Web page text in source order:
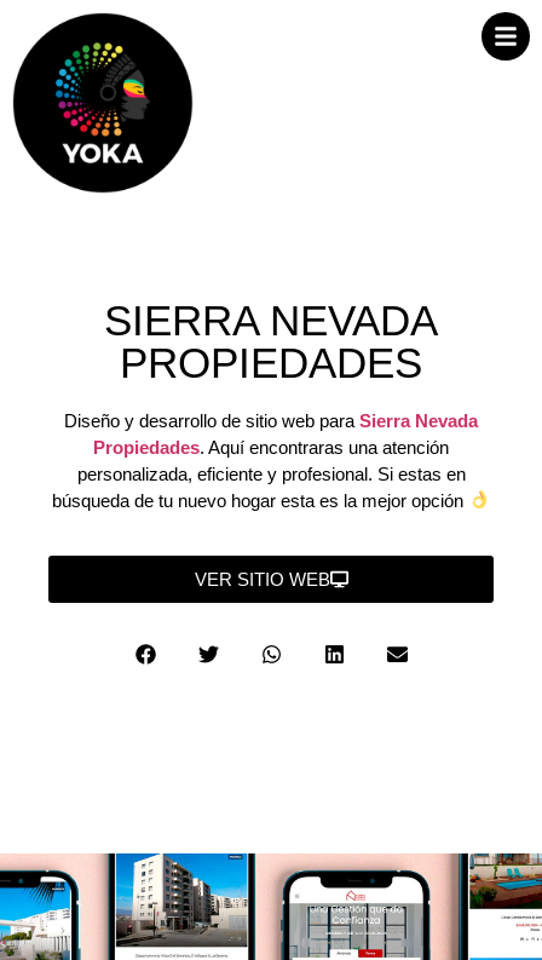
SIERRA NEVADA
PROPIEDADES
Diseño y desarrollo de sitio web para Sierra Nevada
Propiedades. Aquí encontraras una atención
personalizada, eficiente y profesional. Si estas en
búsqueda de tu nuevo hogar esta es la mejor opción
VER SITIO WEB